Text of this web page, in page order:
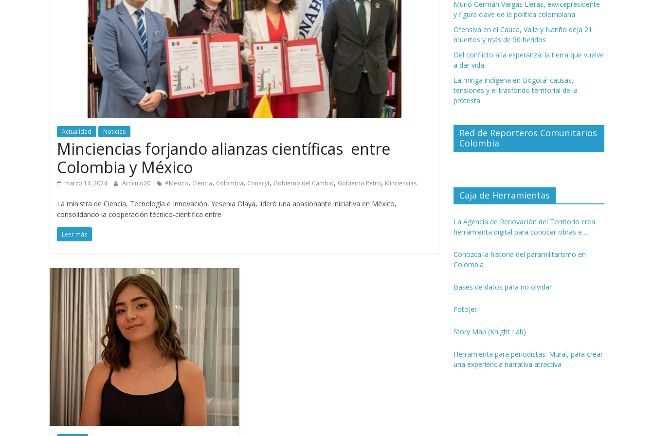
Actualidad Noticias
Minciencias forjando alianzas científicas entre
Colombia y México
marzo 14, 2024 Artículo20 #Mexico, Ciencia, Colombia, Conacyt, Gobierno del Cambio, Gobierno Petro, Minciencias
La ministra de Ciencia, Tecnología e Innovación, Yesenia Olaya, lideró una apasionante iniciativa en México,
consolidando la cooperación técnico-científica entre
Leer más
Murió Germán Vargas Lleras, exvicepresidente
y figura clave de la política colombiana
Ofensiva en el Cauca, Valle y Nariño deja 21
muertos y más de 50 heridos
Del conflicto a la esperanza: la tierra que vuelve
a dar vida
La minga indígena en Bogotá: causas,
tensiones y el trasfondo territorial de la
protesta
Red de Reporteros Comunitarios
Colombia
Caja de Herramientas
La Agencia de Renovación del Territorio crea
herramienta digital para conocer obras e
Conozca la historia del paramilitarismo en
Colombia
Bases de datos para no olvidar
FotoJet
Story Map (Knight Lab)
Herramienta para periodistas: Mural, para crear
una experiencia narrativa atractiva